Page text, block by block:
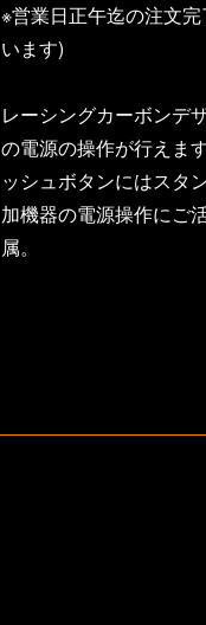
※営業日正午迄の注文
います)
レーシングカーボンデ
の電源の操作が行えま
ッシュボタンにはスタ
加機器の電源操作にご
属。